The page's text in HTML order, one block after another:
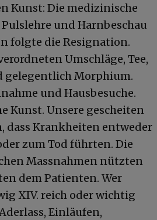
Kunst: Die medizinische
und Harnbeschau
folgte die Resignation.
Umschläge, Tee,
gelegentlich Morphium.
und Hausbesuche.
Kunst. Unsere gescheiten
dass Krankheiten entweder
zum Tod führten. Die
Massnahmen nützten
dem Patienten. Wer
XIV. reich oder wichtig
Einläufen,